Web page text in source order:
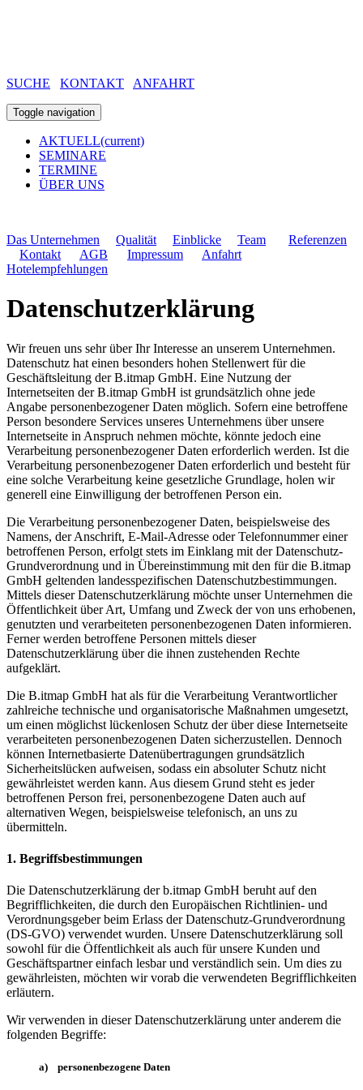
SUCHE KONTAKT ANFAHRT
Toggle navigation
AKTUELL(current)
SEMINARE
TERMINE
ÜBER UNS
Das Unternehmen Qualität Einblicke Team
Referenzen
Kontakt
AGB Impressum
Anfahrt
Hotelempfehlungen
Datenschutzerklärung
Wir freuen uns sehr über Ihr Interesse an unserem Unternehmen.
Datenschutz hat einen besonders hohen Stellenwert für die
Geschäftsleitung der B.itmap GmbH. Eine Nutzung der
Internetseiten der B.itmap GmbH ist grundsätzlich ohne jede
Angabe personenbezogener Daten möglich. Sofern eine betroffene
Person besondere Services unseres Unternehmens über unsere
Internetseite in Anspruch nehmen möchte, könnte jedoch eine
Verarbeitung personenbezogener Daten erforderlich werden. Ist die
Verarbeitung personenbezogener Daten erforderlich und besteht für
eine solche Verarbeitung keine gesetzliche Grundlage, holen wir
generell eine Einwilligung der betroffenen Person ein.
Die Verarbeitung personenbezogener Daten, beispielsweise des
Namens, der Anschrift, E-Mail-Adresse oder Telefonnummer einer
betroffenen Person, erfolgt stets im Einklang mit der Datenschutz-
Grundverordnung und in Übereinstimmung mit den für die B.itmap
GmbH geltenden landesspezifischen Datenschutzbestimmungen.
Mittels dieser Datenschutzerklärung möchte unser Unternehmen die
Öffentlichkeit über Art, Umfang und Zweck der von uns erhobenen,
genutzten und verarbeiteten personenbezogenen Daten informieren.
Ferner werden betroffene Personen mittels dieser
Datenschutzerklärung über die ihnen zustehenden Rechte
aufgeklärt.
Die B.itmap GmbH hat als für die Verarbeitung Verantwortlicher
zahlreiche technische und organisatorische Maßnahmen umgesetzt,
um einen möglichst lückenlosen Schutz der über diese Internetseite
verarbeiteten personenbezogenen Daten sicherzustellen. Dennoch
können Internetbasierte Datenübertragungen grundsätzlich
Sicherheitslücken aufweisen, sodass ein absoluter Schutz nicht
gewährleistet werden kann. Aus diesem Grund steht es jeder
betroffenen Person frei, personenbezogene Daten auch auf
alternativen Wegen, beispielsweise telefonisch, an uns zu
übermitteln.
1. Begriffsbestimmungen
Die Datenschutzerklärung der b.itmap GmbH beruht auf den
Begrifflichkeiten, die durch den Europäischen Richtlinien- und
Verordnungsgeber beim Erlass der Datenschutz-Grundverordnung
(DS-GVO) verwendet wurden. Unsere Datenschutzerklärung soll
sowohl für die Öffentlichkeit als auch für unsere Kunden und
Geschäftspartner einfach lesbar und verständlich sein. Um dies zu
gewährleisten, möchten wir vorab die verwendeten Begrifflichkeiten
erläutern.
Wir verwenden in dieser Datenschutzerklärung unter anderem die
folgenden Begriffe:
a) personenbezogene Daten